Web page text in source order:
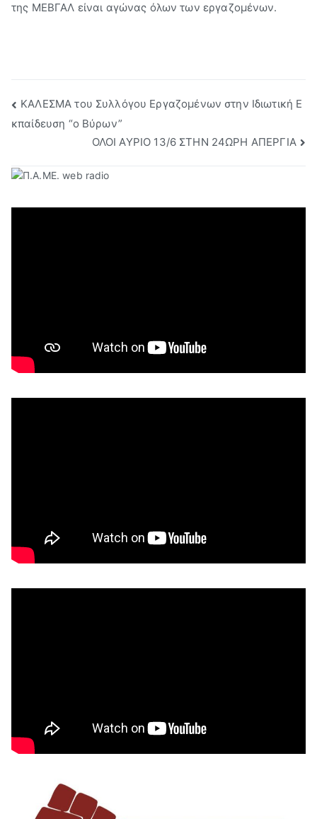
της ΜΕΒΓΑΛ είναι αγώνας όλων των εργαζομένων.
Πλοήγηση
άρθρων
ΚΑΛΕΣΜΑ του Συλλόγου Εργαζομένων στην Ιδιωτική Ε
κπαίδευση “ο Βύρων”
ΟΛΟΙ ΑΥΡΙΟ 13/6 ΣΤΗΝ 24ΩΡΗ ΑΠΕΡΓΙΑ